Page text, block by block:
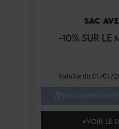
SAC
-10% SUR LE
Valable du 01/01/
VOIR LE